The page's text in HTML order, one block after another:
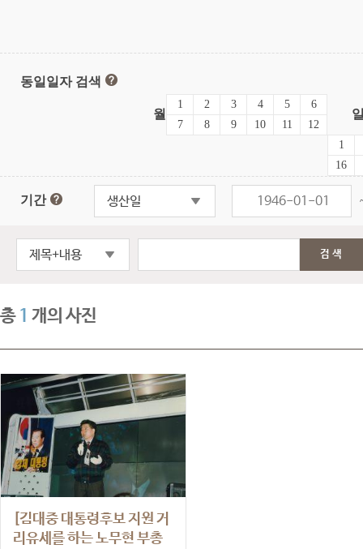
동일일자 검색
월
1 2 3 4 5
6
7
8 9 10 11 12
1
16
기간 생산일
제목+내용 검색
총1 개의 사진
[김대중 대통령후보 지원 거
리유세를 하는 노무현 부총